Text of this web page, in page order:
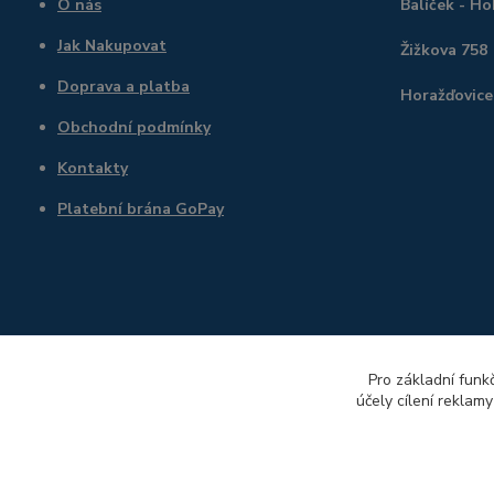
O nás
Jak Nakupovat
Doprava a platba
Obchodní podmínky
Kontakty
Platební brána GoPay
Balíček -
Žižkova 758
Pro základní
účely cílení